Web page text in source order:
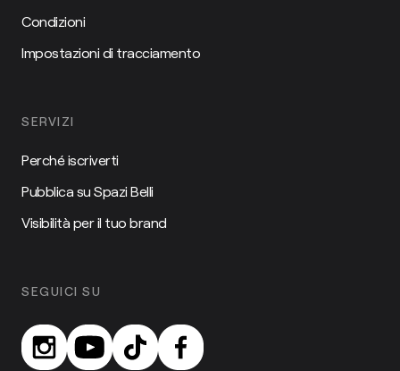
Condizioni
Impostazioni di tracciamento
SERVIZI
Perché iscriverti
Pubblica su Spazi Belli
Visibilità per il tuo brand
SEGUICI SU